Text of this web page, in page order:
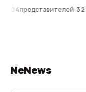
804представителей·325
NeNews